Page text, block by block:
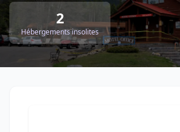
2
Hébergements insolites